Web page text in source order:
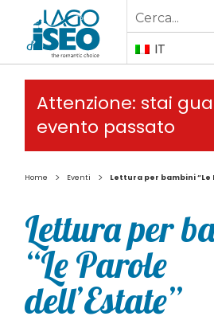
Search
for:
IT
Attenzione: stai
evento passato
Home > Eventi > Lettura per bambini “Le
Lettura per
“Le Parole
dell’Estate”